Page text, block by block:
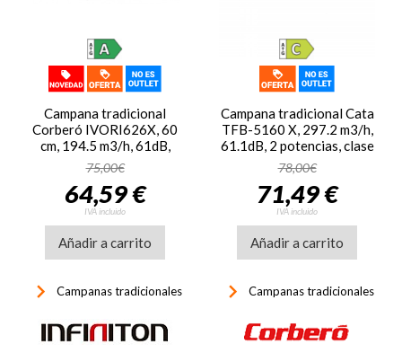
Campana tradicional
Corberó IVORI626X, 60
cm, 194.5 m3/h, 61dB,
clase A+++, 3 niveles, luz
LED, inox
75,00€
64,59 €
IVA incluido
Añadir a carrito
keyboard_arrow_right Campanas tradicionales
Campana tradicional Cata
TFB-5160 X, 297.2 m3/h,
61.1dB, 2 potencias, clase
C, ref. 02034606, inox
78,00€
71,49 €
IVA incluido
Añadir a carrito
keyboard_arrow_right Campanas tradicionales